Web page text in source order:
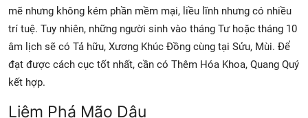
mẽ nhưng không kém phần mềm mại, liều lĩnh nhưng có nhiều
trí tuệ. Tuy nhiên, những người sinh vào tháng Tư hoặc tháng 10
âm lịch sẽ có Tả hữu, Xương Khúc Đồng cùng tại Sửu, Mùi. Để
đạt được cách cục tốt nhất, cần có Thêm Hóa Khoa, Quang Quý
kết hợp.
Liêm Phá Mão Dậu